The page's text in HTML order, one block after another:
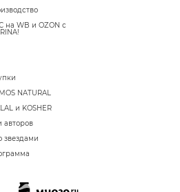
WB и OZON с
NATURAL
и KOSHER
авторов
звездами